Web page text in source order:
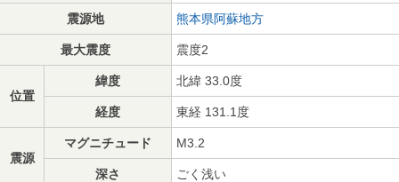
震源地 熊本県阿蘇地方
最大震度 震度2
位置
緯度 北緯 33.0度
経度 東経 131.1度
震源
マグニチュード M3.2
深さ ごく浅い